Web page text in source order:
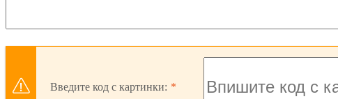
Введите код с картинки: